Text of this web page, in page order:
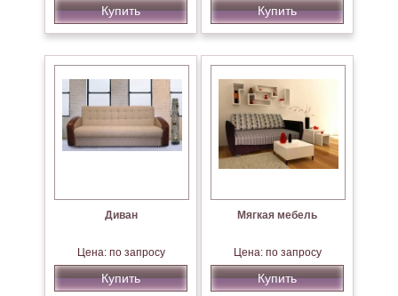
Купить Купить
Диван
Цена: по запросу
Купить
Мягкая мебель
Цена: по запросу
Купить